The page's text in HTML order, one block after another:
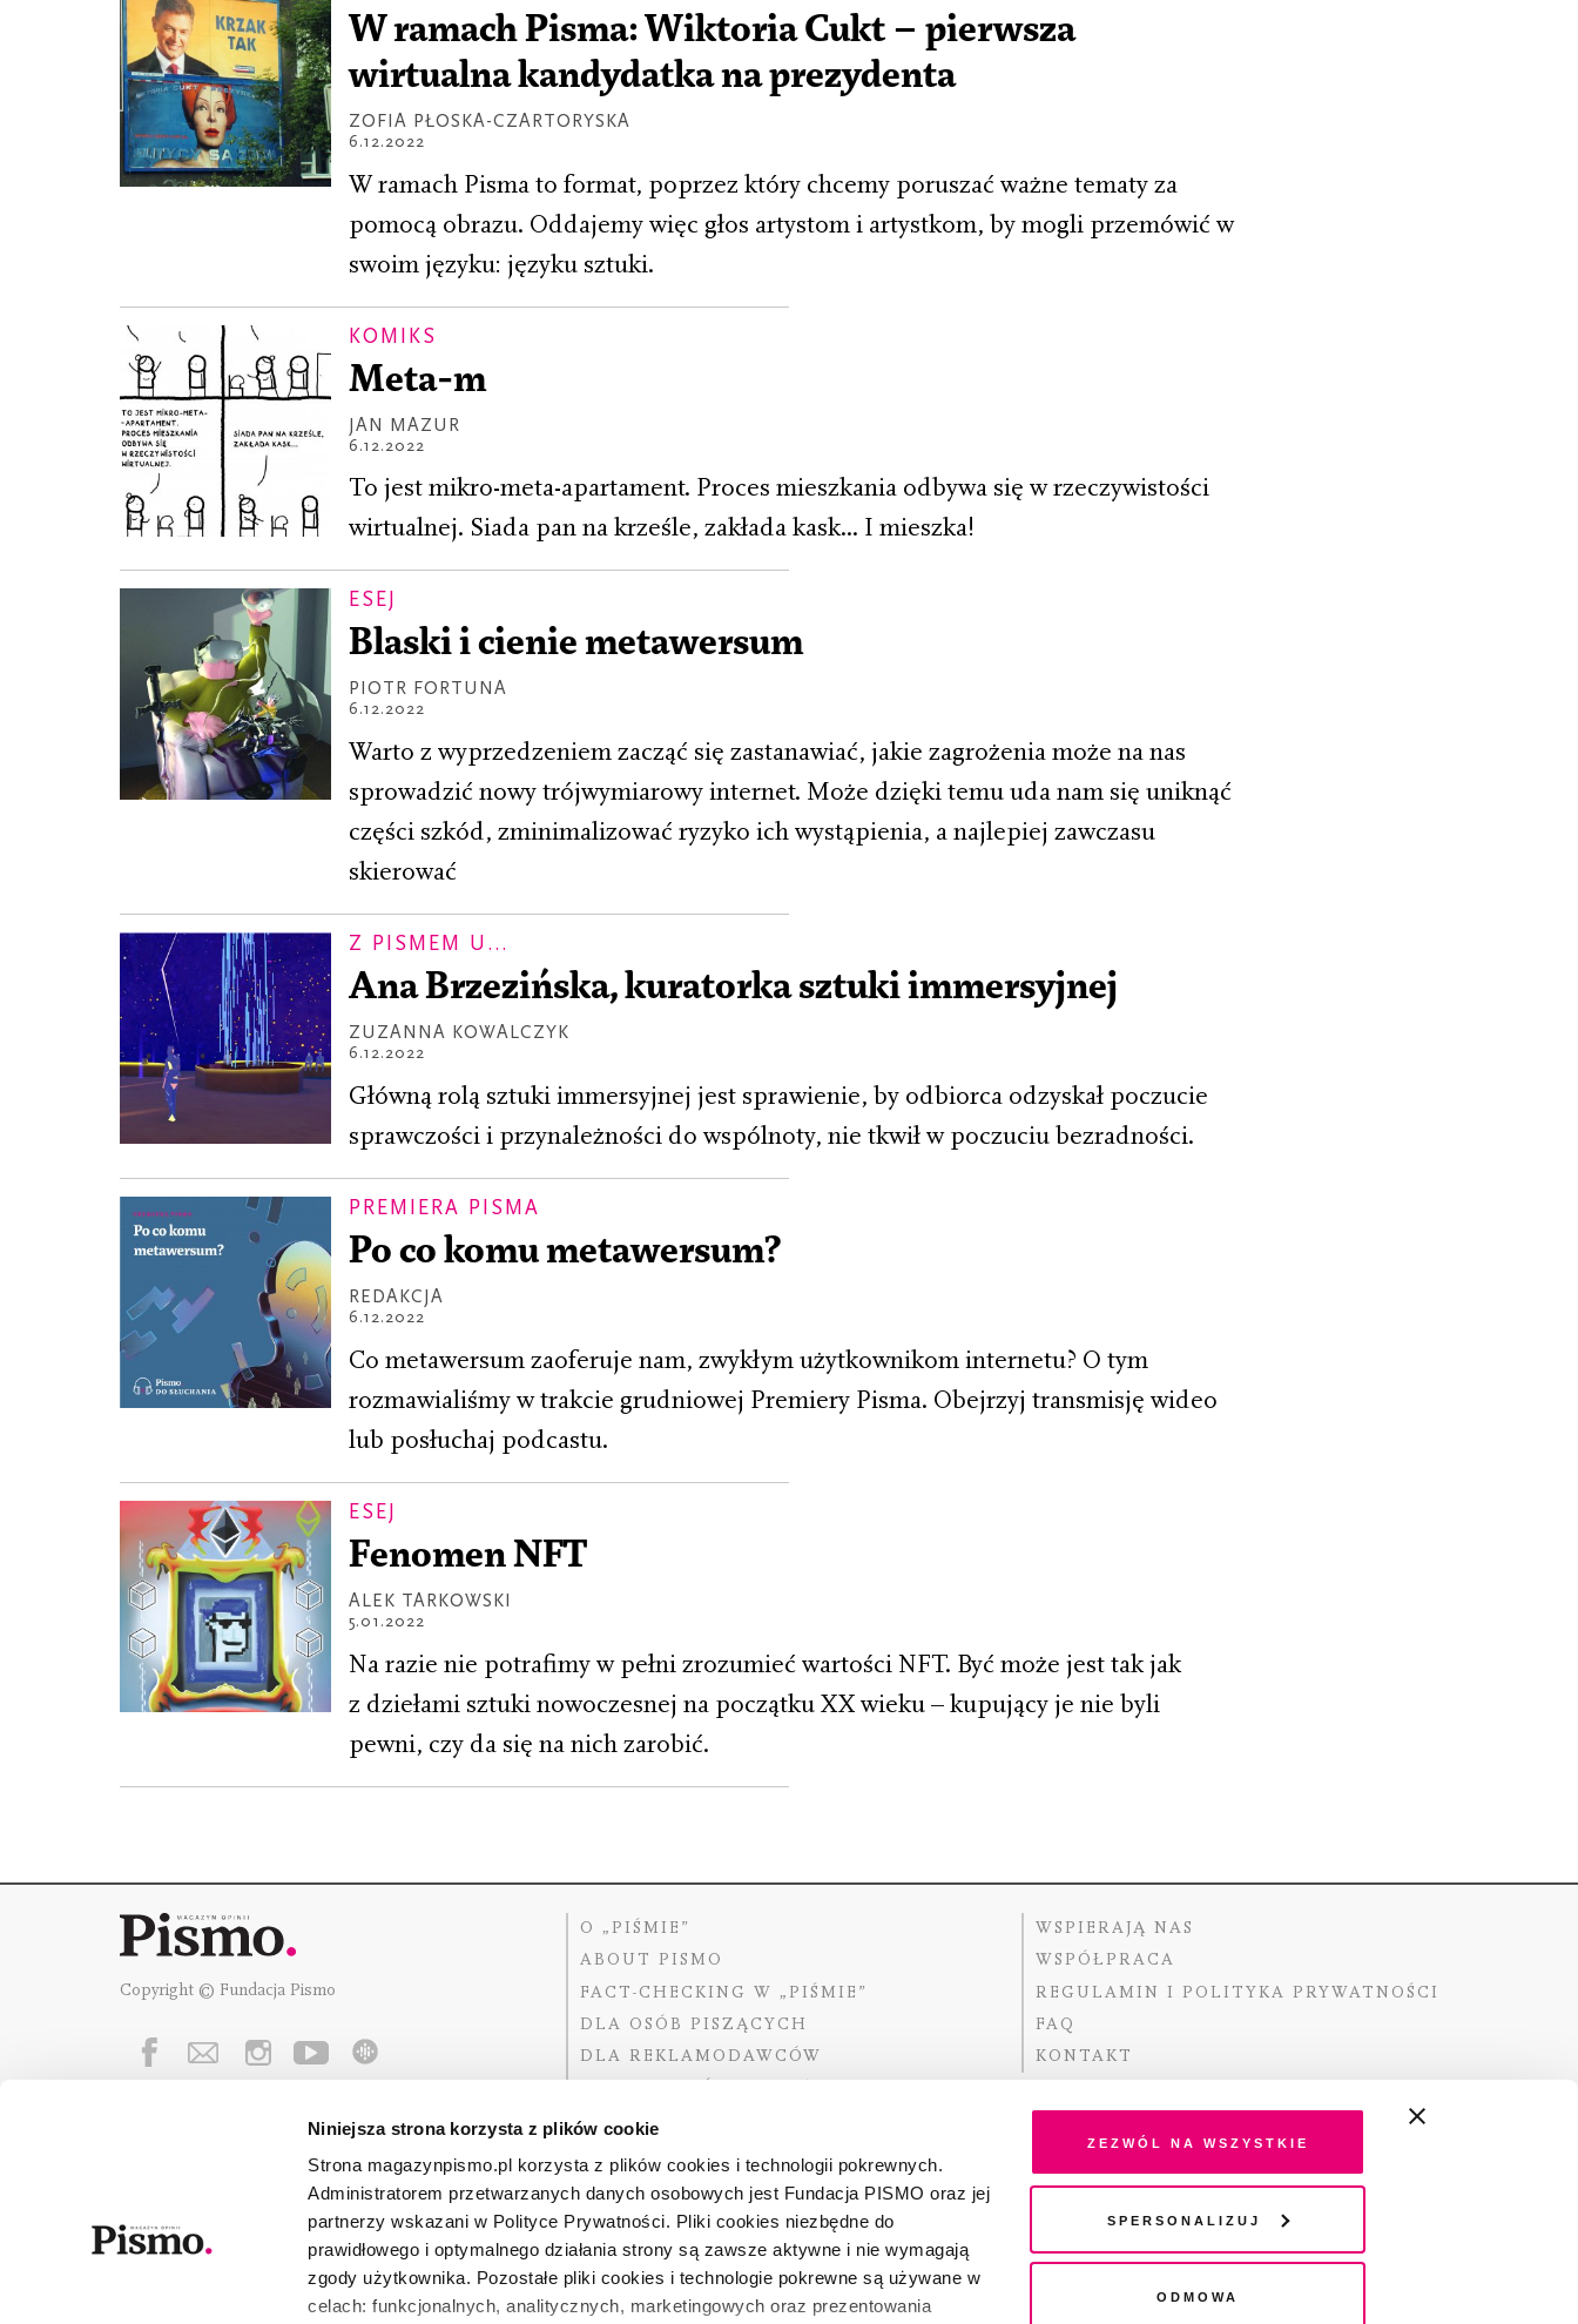
Niniejsza strona korzysta z plików cookie
Strona magazynpismo.pl korzysta z plików cookies i technologii pokrewnych.
Administratorem przetwarzanych danych osobowych jest Fundacja PISMO oraz jej
partnerzy wskazani w Polityce Prywatności. Pliki cookies niezbędne do
prawidłowego i optymalnego działania strony są zawsze aktywne i nie wymagają
zgody użytkownika. Pozostałe pliki cookies i technologie pokrewne są używane w
celach: funkcjonalnych, analitycznych, marketingowych oraz prezentowania
Zezwól na wszystkie
Spersonalizuj
Odmowa
W ramach Pisma: Wiktoria Cukt – pierwsza
wirtualna kandydatka na prezydenta
ZOFIA PŁOSKA-CZARTORYSKA
6.12.2022
W ramach Pisma to format, poprzez który chcemy poruszać ważne tematy za
pomocą obrazu. Oddajemy więc głos artystom i artystkom, by mogli przemówić w
swoim języku: języku sztuki.
KOMIKS
Meta-m
JAN MAZUR
6.12.2022
To jest mikro-meta-apartament. Proces mieszkania odbywa się w rzeczywistości
wirtualnej. Siada pan na krześle, zakłada kask... I mieszka!
ESEJ
Blaski i cienie metawersum
PIOTR FORTUNA
6.12.2022
Warto z wyprzedzeniem zacząć się zastanawiać, jakie zagrożenia może na nas
sprowadzić nowy trójwymiarowy internet. Może dzięki temu uda nam się uniknąć
części szkód, zminimalizować ryzyko ich wystąpienia, a najlepiej zawczasu
skierować
Z PISMEM U...
Ana Brzezińska, kuratorka sztuki immersyjnej
ZUZANNA KOWALCZYK
6.12.2022
Główną rolą sztuki immersyjnej jest sprawienie, by odbiorca odzyskał poczucie
sprawczości i przynależności do wspólnoty, nie tkwił w poczuciu bezradności.
PREMIERA PISMA
Po co komu metawersum?
REDAKCJA
6.12.2022
Co metawersum zaoferuje nam, zwykłym użytkownikom internetu? O tym
rozmawialiśmy w trakcie grudniowej Premiery Pisma. Obejrzyj transmisję wideo
lub posłuchaj podcastu.
ESEJ
Fenomen NFT
ALEK TARKOWSKI
5.01.2022
Na razie nie potrafimy w pełni zrozumieć wartości NFT. Być może jest tak jak
z dziełami sztuki nowoczesnej na początku XX wieku – kupujący je nie byli
pewni, czy da się na nich zarobić.
Copyright © Fundacja Pismo
O „PIŚMIE”
ABOUT PISMO
FACT-CHECKING W „PIŚMIE”
DLA OSÓB PISZĄCYCH
DLA REKLAMODAWCÓW
WSPIERAJĄ NAS
WSPÓŁPRACA
REGULAMIN I POLITYKA PRYWATNOŚCI
FAQ
KONTAKT
Fundację Pismowspierają:
Dofinansowano ze środków Ministra Kultury i Dziedzictwa
Narodowego pochodzących z Funduszu Promocji Kultury –